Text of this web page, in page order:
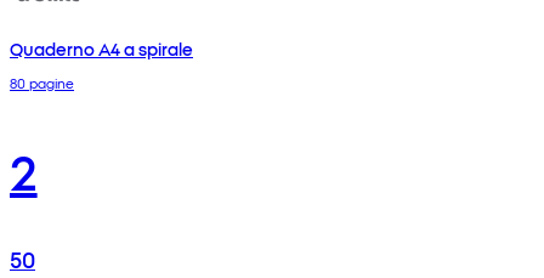
Quaderno A4 a spirale
80 pagine
2
50